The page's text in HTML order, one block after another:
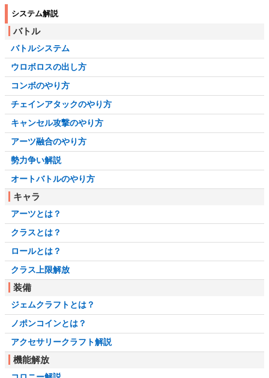
システム解説
バトル
バトルシステム
ウロボロスの出し方
コンボのやり方
チェインアタックのやり方
キャンセル攻撃のやり方
アーツ融合のやり方
勢力争い解説
オートバトルのやり方
キャラ
アーツとは？
クラスとは？
ロールとは？
クラス上限解放
装備
ジェムクラフトとは？
ノポンコインとは？
アクセサリークラフト解説
機能解放